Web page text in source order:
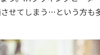
せてしまう…という方も